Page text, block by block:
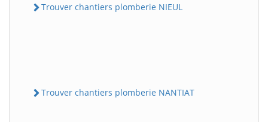
Trouver chantiers plomberie NIEUL
Trouver chantiers plomberie NANTIAT